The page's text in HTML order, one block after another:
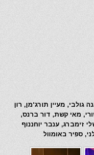
גולבי, מעיין תורג'מן, רון
מאי קשת, דור ברנס,
זימברג, ענבר יוחננוף
ספיר באומוול